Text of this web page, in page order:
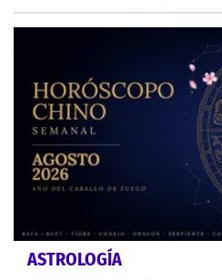
ASTROLOGÍA